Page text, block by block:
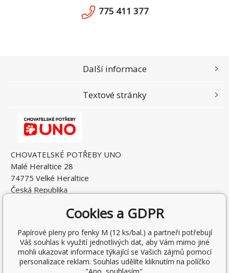
775 411 377
CHOVATELSKÉ POTŘEBY UNO
Malé Heraltice 28
74775 Velké Heraltice
Česká Republika
DIČ: CZ7405265549
Další informace
Textové stránky
Cookies a GDPR
Papírové pleny pro fenky M (12 ks/bal.) a partneři potřebují
Váš souhlas k využití jednotlivých dat, aby Vám mimo jiné
mohli ukazovat informace týkající se Vašich zájmů pomocí
personalizace reklam. Souhlas udělíte kliknutím na políčko